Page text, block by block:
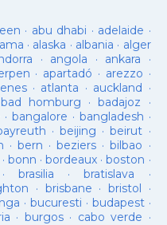
· abu dhabi · adelaide ·
· alaska · albania · alger
· angola · ankara ·
· apartadó · arezzo ·
· atlanta · auckland ·
bad homburg ·badajoz ·
·bangalore · bangladesh ·
·beijing ·beirut ·
·bern ·beziers ·bilbao ·
·bonn ·bordeaux ·boston ·
brasilia ·bratislava ·
· brisbane · bristol ·
· bucuresti · budapest·
· burgos· cabo verde ·